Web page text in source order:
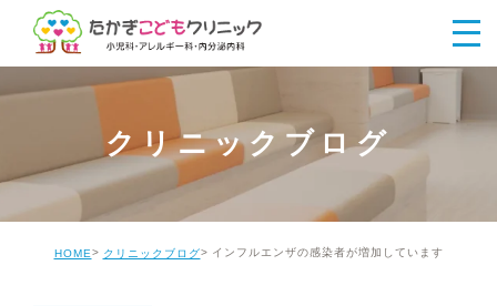
クリニックブログ
HOME クリニックブログ インフルエンザの感染者が増加しています